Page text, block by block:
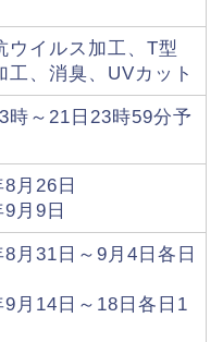
ウイルス加工、T型
工、消臭、UVカット
時～21日23時59分予
8月26日
9月9日
8月31日～9月4日各日
9月14日～18日各日1